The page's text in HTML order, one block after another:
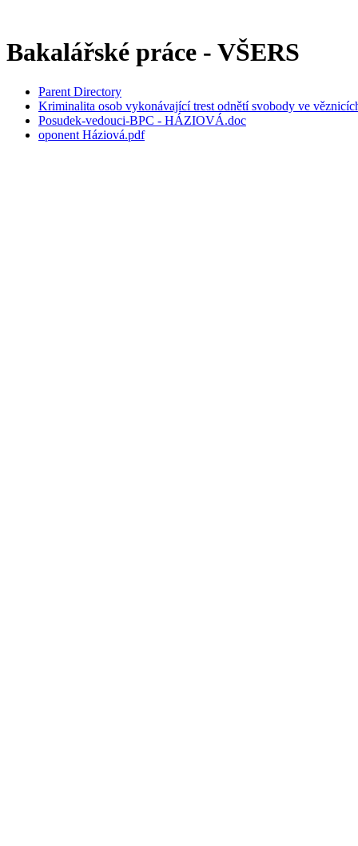
Bakalářské práce - VŠERS
Parent Directory
Kriminalita osob vykonávající trest odnětí svobody ve
Posudek-vedouci-BPC - HÁZIOVÁ.doc
oponent Háziová.pdf